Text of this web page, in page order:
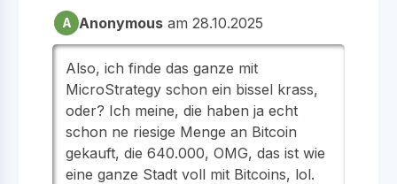
A Anonymous am 28.10.2025
Also, ich finde das ganze mit
MicroStrategy schon ein bissel krass,
oder? Ich meine, die haben ja echt
schon ne riesige Menge an Bitcoin
gekauft, die 640.000, OMG, das ist wie
eine ganze Stadt voll mit Bitcoins, lol.